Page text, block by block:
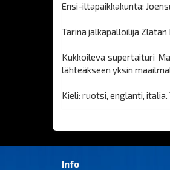
Ensi-iltapaikkakunta:
Tarina jalkapalloilija Zlatan
Kukkoileva supertaituri
lähteäkseen yksin
Kieli: ruotsi, englanti,
Info